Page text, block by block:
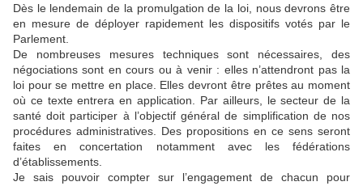
Dès le lendemain de la promulgation de la loi, nous devrons être
en mesure de déployer rapidement les dispositifs votés par le
Parlement.
De nombreuses mesures techniques sont nécessaires, des
négociations sont en cours ou à venir : elles n’attendront pas la
loi pour se mettre en place. Elles devront être prêtes au moment
où ce texte entrera en application. Par ailleurs, le secteur de la
santé doit participer à l’objectif général de simplification de nos
procédures administratives. Des propositions en ce sens seront
faites en concertation notamment avec les fédérations
d’établissements.
Je sais pouvoir compter sur l’engagement de chacun pour